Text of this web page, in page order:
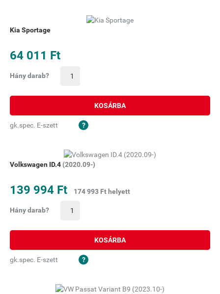
Kia Sportage
64 011 Ft
Hány darab?
KOSÁRBA
gk.spec. E-szett
Volkswagen ID.4 (2020.09-)
139 994 Ft 174 993 Ft helyett
Hány darab?
KOSÁRBA
gk.spec. E-szett